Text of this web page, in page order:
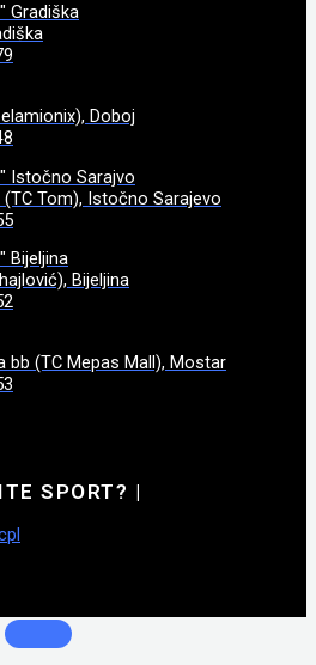
Gradiška
Doboj
Istočno Sarajvo
Tom), Istočno Sarajevo
Bijeljina
Bijeljina
bb (TC Mepas Mall), Mostar
SPORT? |